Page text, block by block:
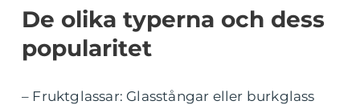
De olika typerna och dess
popularitet
– Fruktglassar: Glasstångar eller burkglass